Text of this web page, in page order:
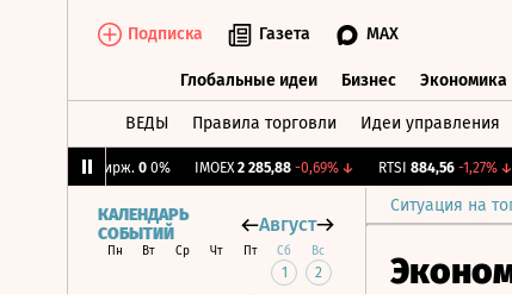
Подписка Газета MAX
Глобальные идеи Бизнес Экономика
ВЕДЫ Правила торговли Идеи управления
CNY Бирж. 0 0% IMOEX 2 285,88 -0,69%↓ RTSI 884,56 -1,27%↓
Ситуация на
КАЛЕНДАРЬ
СОБЫТИЙ
Август
Пн Вт Ср Чт Пт Сб Вс
1 2